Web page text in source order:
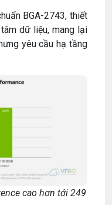
BGA-2743, thiết
dữ liệu, mang lại
yêu cầu hạ tầng
cao hơn tới 249